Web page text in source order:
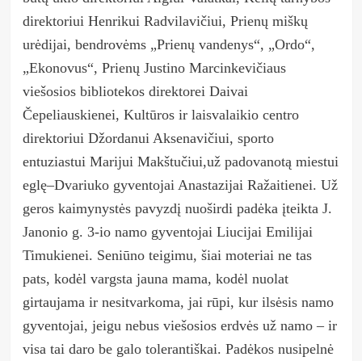
direktoriui Henrikui Radvilavičiui, Prienų miškų
urėdijai, bendrovėms „Prienų vandenys“, „Ordo“,
„Ekonovus“, Prienų Justino Marcinkevičiaus
viešosiosbibliotekos direktorei Daivai
Čepeliauskienei, Kultūros ir laisvalaikio centro
direktoriui Džordanui Aksenavičiui, sporto
entuziastui Marijui Makštučiui,už padovanotą miestui
eglę–Dvariuko gyventojai Anastazijai Ražaitienei. Už
geros kaimynystės pavyzdį nuoširdi padėka įteikta J.
Janonio g. 3-io namo gyventojai Liucijai Emilijai
Timukienei. Seniūnoteigimu, šiai moteriai ne tas
pats, kodėl vargsta jauna mama, kodėl nuolat
girtaujama ir nesitvarkoma, jai rūpi, kur ilsėsis namo
gyventojai, jeigu nebus viešosios erdvės už namo – ir
visa tai daro be galo tolerantiškai. Padėkos nusipelnė